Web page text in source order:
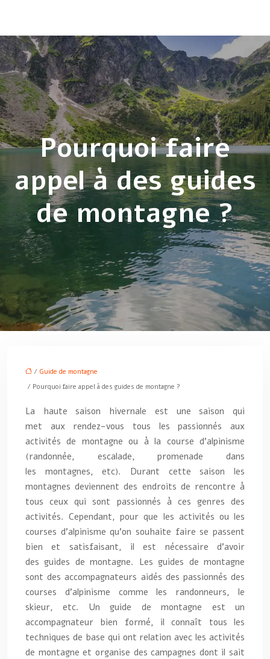
Pourquoi faire
appel à des guides
de montagne ?
/ Guide de montagne
/ Pourquoi faire appel à des guides de montagne ?
La haute saison hivernale est une saison qui
met aux rendez-vous tous les passionnés aux
activités de montagne ou à la course d’alpinisme
(randonnée, escalade, promenade dans
les montagnes, etc). Durant cette saison les
montagnes deviennent des endroits de rencontre à
tous ceux qui sont passionnés à ces genres des
activités. Cependant, pour que les activités ou les
courses d’alpinisme qu’on souhaite faire se passent
bien et satisfaisant, il est nécessaire d’avoir
des guides de montagne. Les guides de montagne
sont des accompagnateurs aidés des passionnés des
courses d’alpinisme comme les randonneurs, le
skieur, etc. Un guide de montagne est un
accompagnateur bien formé, il connaît tous les
techniques de base qui ont relation avec les activités
de montagne et organise des campagnes dont il sait